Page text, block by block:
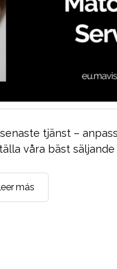
tjänst –
våra bäst
másMAVI
STEP